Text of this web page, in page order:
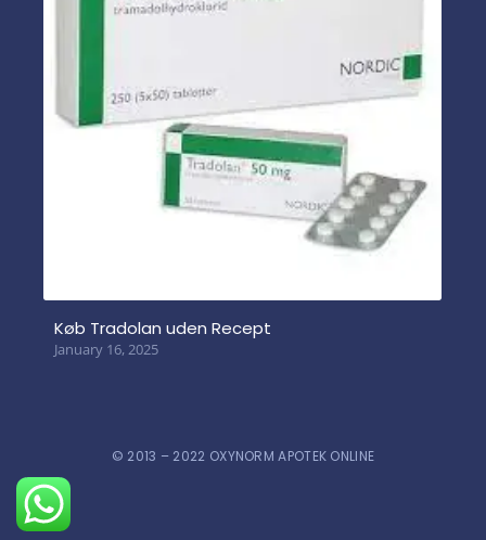
Køb Tradolan uden Recept
January 16, 2025
© 2013 – 2022 OXYNORM APOTEK ONLINE